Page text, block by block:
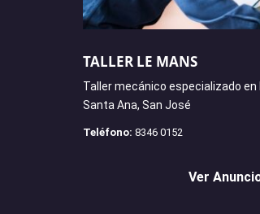
TALLER LE MANS
Taller mecánico especializado en
Santa Ana, San José
Teléfono: 8346 0152
Ver